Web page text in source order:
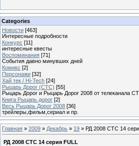
Categories
Новости [463]
Интересные подробности
Конкурс [11]
интересные квесты
Воспоминания [71]
События давно минувших дней
Комикс [2]
Персонажи [32]
Хай тек / Hi-Tech [24]
Рыцарь Дорог (СТС) [55]
Рыцарь Дорог и Рыцарь Дорог 2008 от телеканала
Книга Рыцарь дорог [2]
Весь Рыцарь Дорог 2008 [36]
трейлеры,фильм,сериал и пр.
Главная » 2009 » Декабрь » 19 » РД 2008 СТС 14
РД 2008 СТС 14 серия FULL